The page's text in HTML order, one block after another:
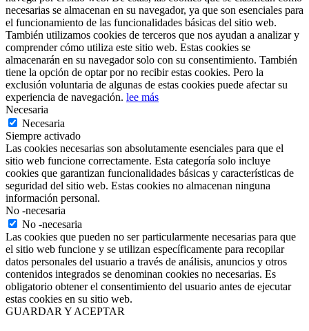
necesarias se almacenan en su navegador, ya que son esenciales para
el funcionamiento de las funcionalidades básicas del sitio web.
También utilizamos cookies de terceros que nos ayudan a analizar y
comprender cómo utiliza este sitio web. Estas cookies se
almacenarán en su navegador solo con su consentimiento. También
tiene la opción de optar por no recibir estas cookies. Pero la
exclusión voluntaria de algunas de estas cookies puede afectar su
experiencia de navegación. lee más
Necesaria
Necesaria
Siempre activado
Las cookies necesarias son absolutamente esenciales para que el
sitio web funcione correctamente. Esta categoría solo incluye
cookies que garantizan funcionalidades básicas y características de
seguridad del sitio web. Estas cookies no almacenan ninguna
información personal.
No -necesaria
No -necesaria
Las cookies que pueden no ser particularmente necesarias para que
el sitio web funcione y se utilizan específicamente para recopilar
datos personales del usuario a través de análisis, anuncios y otros
contenidos integrados se denominan cookies no necesarias. Es
obligatorio obtener el consentimiento del usuario antes de ejecutar
estas cookies en su sitio web.
GUARDAR Y ACEPTAR